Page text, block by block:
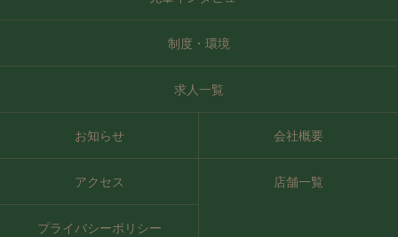
制度・環境
求人一覧
お知らせ 会社概要
アクセス 店舗一覧
プライバシーポリシー